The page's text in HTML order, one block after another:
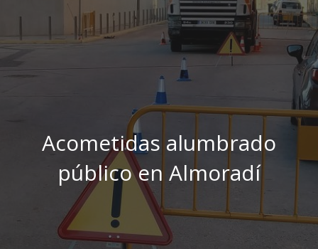
Acometidas alumbrado
público en Almoradí